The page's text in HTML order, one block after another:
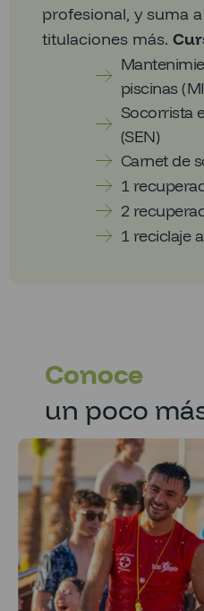
profesional, y suma
titulaciones más.
piscinas
Socorrista
(SEN)
Carnet de
1
2
1 reciclaje
Conoce
un poco